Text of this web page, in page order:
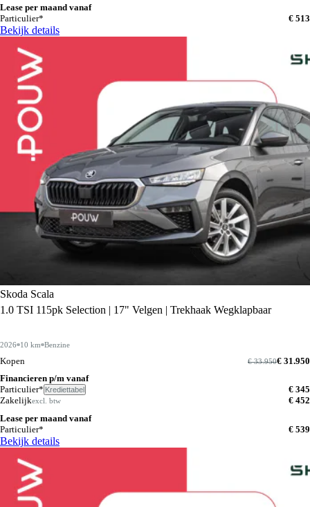
Lease per maand vanaf
Particulier*
€ 513
Bekijk details
Skoda Scala
1.0 TSI 115pk Selection | 17" Velgen | Trekhaak Wegklapbaar
2026 10 km Benzine
Kopen € 31.950
€ 33.950
Financieren p/m vanaf
Particulier* Krediettabel
€ 345
Zakelijkexcl. btw
€ 452
Lease per maand vanaf
Particulier*
€ 539
Bekijk details